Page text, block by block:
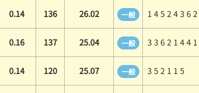
0.14 136 26.02 一般 1 4 5 2 4 3 6
0.16 137 25.04 一般 3 3 6 2 1 4 4
0.14 120 25.07 一般 3 5 2 1 1 5